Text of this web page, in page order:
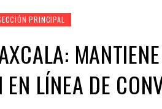
PRINCIPAL
EN LÍNEA DE